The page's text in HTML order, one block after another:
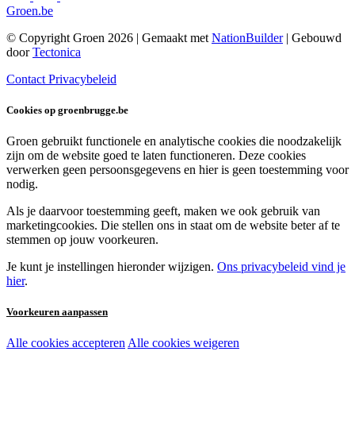
Groen.be
© Copyright Groen 2026 | Gemaakt met NationBuilder| Gebouwd
doorTectonica
Contact Privacybeleid
Cookies op groenbrugge.be
Groen gebruikt functionele en analytische cookies die noodzakelijk
zijn om de website goed te laten functioneren. Deze cookies
verwerken geen persoonsgegevens en hier is geen toestemming voor
nodig.
Als je daarvoor toestemming geeft, maken we ook gebruik van
marketingcookies. Die stellen ons in staat om de website beter af te
stemmen op jouw voorkeuren.
Je kunt je instellingen hieronder wijzigen. Ons privacybeleid vind je
hier.
Voorkeuren aanpassen
Noodzakelijke cookies:
Alle cookies accepteren Alle cookies weigeren